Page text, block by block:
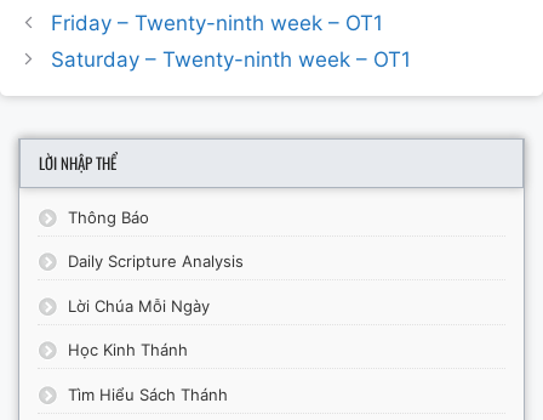
Post
navigation
Friday – Twenty-ninth week – OT1
Saturday – Twenty-ninth week – OT1
LỜI NHẬP THỂ
Thông Báo
Daily Scripture Analysis
Lời Chúa Mỗi Ngày
Học Kinh Thánh
Tìm Hiểu Sách Thánh